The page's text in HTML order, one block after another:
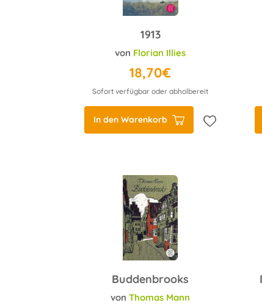
1913
von Florian Illies
18,70€
Sofort verfügbar oder abholbereit
In den Warenkorb
Buddenbrooks
vonThomas Mann